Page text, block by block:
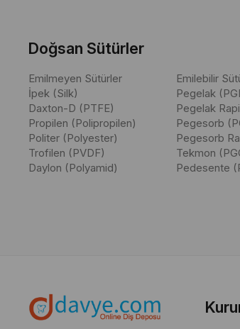
malzemelerini şekillendirmek ve fazla
diş yüzeyindeki boşlukları ve çukurları
Doğsan Sütürler
Emilmeyen Sütürler
İpek (Silk)
Daxton-D (PTFE)
Propilen (Polipropilen)
Politer (Polyester)
Trofilen (PVDF)
Daylon (Polyamid)
Emilebilir
Pegelak
Pegelak
Pegesorb
Pegesorb
Tekmon
Pedesente